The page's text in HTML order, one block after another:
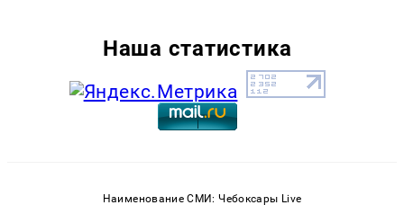
Наша статистика
Наименование СМИ: Чебоксары Live